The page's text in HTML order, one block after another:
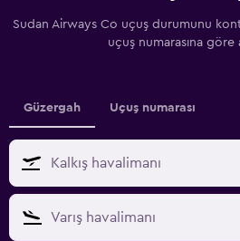
Sudan Airways Co uçuş durumunu
uçuş numarasına göre
Güzergah Uçuş numarası